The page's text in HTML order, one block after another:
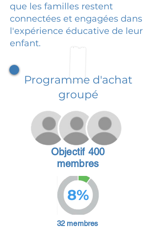
que les familles restent
connectées et engagées dans
l'expérience éducative de leur
enfant.
Programme d'achat
groupé
Objectif 400
membres
8%
32 membres